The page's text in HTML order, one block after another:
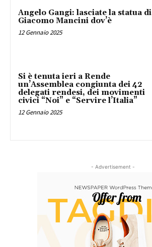
Angelo Gangi: lasciate la statua di
Giacomo Mancini dov’è
12 Gennaio 2025
Si è tenuta ieri a Rende
un’Assemblea congiunta dei 42
delegati rendesi, dei movimenti
civici “Noi” e “Servire l’Italia”
12 Gennaio 2025
- Advertisement -